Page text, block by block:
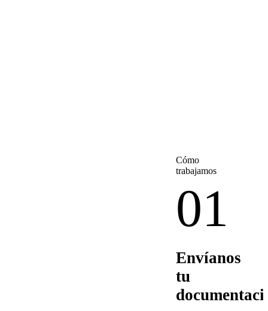
Cómo
trabajamos
01
Envíanos
tu